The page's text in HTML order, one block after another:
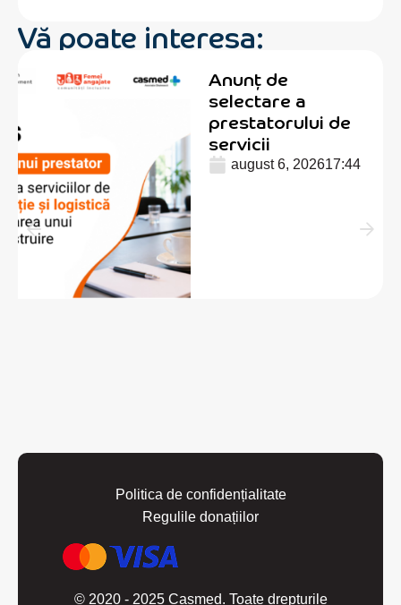
Vă poate interesa:
Anunț de
selectare a
prestatorului de
servicii
august 6, 202617:44
© 2020 - 2025 Casmed. Toate drepturile
Politica de confidențialitate
Regulile donațiilor